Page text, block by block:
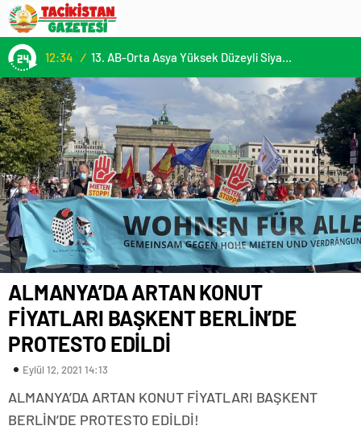
13:22 / KÜLTÜRLERİN NOTALARLA BULUŞTUĞU YER: MİMOZA’M KAFE’DE DOSTLUK RÜZGARI!
ALMANYA’DA ARTAN KONUT
FİYATLARI BAŞKENT BERLİN’DE
PROTESTO EDİLDİ
Eylül 12, 2021 14:13
ALMANYA’DA ARTAN KONUT FİYATLARI BAŞKENT
BERLİN’DE PROTESTO EDİLDİ!